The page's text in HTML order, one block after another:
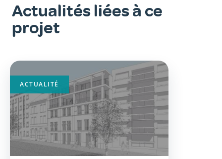
Actualités liées à ce
projet
ACTUALITÉ